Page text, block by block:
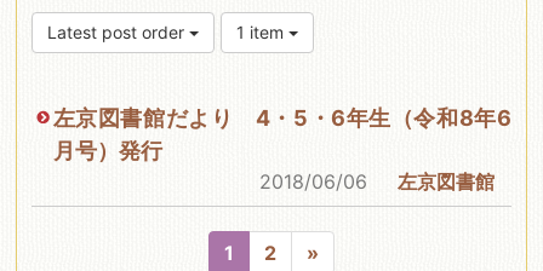
Latest post order 1 item
左京図書館だより 4・5・6年生（令和8年6
月号）発行
2018/06/06 左京図書館
1 2 »